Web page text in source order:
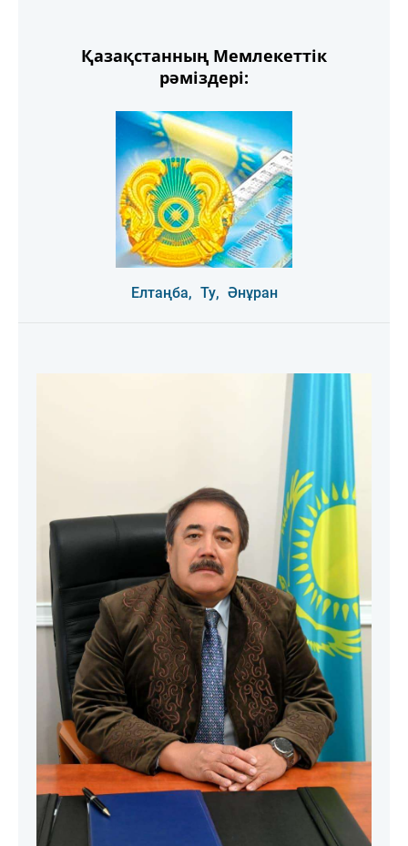
Қазақстанның Мемлекеттік
рәміздері:
Елтаңба, Ту, Әнұран